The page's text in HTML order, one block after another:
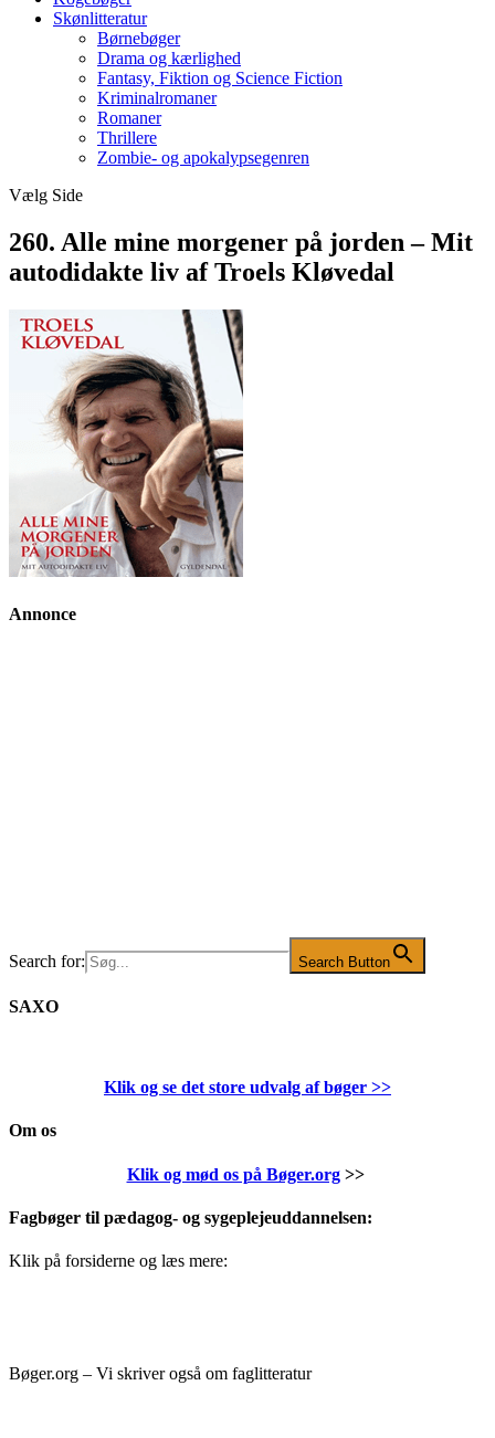
Skønlitteratur
Børnebøger
Drama og kærlighed
Fantasy, Fiktion og Science Fiction
Kriminalromaner
Romaner
Thrillere
Zombie- og apokalypsegenren
Vælg Side
260. Alle mine morgener på jorden – Mit
autodidakte liv af Troels Kløvedal
Annonce
Search for: Search Button
SAXO
Klik og se det store udvalg af bøger >>
Om os
Klik og mød os på Bøger.org>>
Fagbøger til pædagog- og sygeplejeuddannelsen:
Klik på forsiderne og læs mere:
Bøger.org – Vi skriver også om faglitteratur